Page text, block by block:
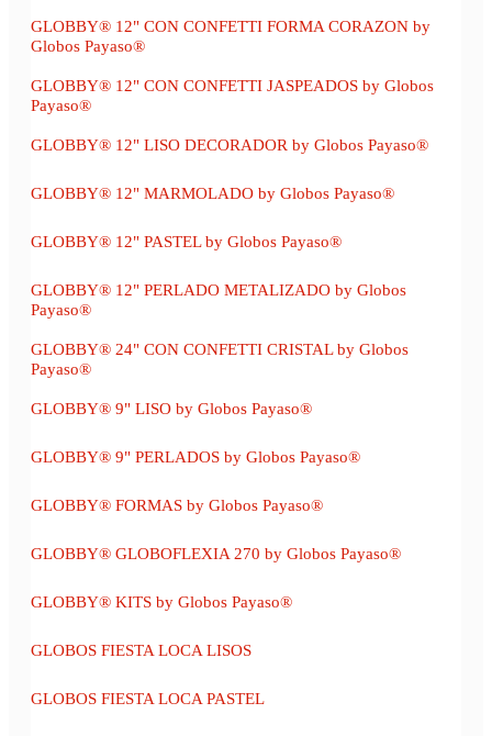
GLOBBY® 12" CON CONFETTI FORMA CORAZON by
Globos Payaso®
GLOBBY® 12" CON CONFETTI JASPEADOS by Globos
Payaso®
GLOBBY® 12" LISO DECORADOR by Globos Payaso®
GLOBBY® 12" MARMOLADO by Globos Payaso®
GLOBBY® 12" PASTEL by Globos Payaso®
GLOBBY® 12" PERLADO METALIZADO by Globos
Payaso®
GLOBBY® 24" CON CONFETTI CRISTAL by Globos
Payaso®
GLOBBY® 9" LISO by Globos Payaso®
GLOBBY® 9" PERLADOS by Globos Payaso®
GLOBBY® FORMAS by Globos Payaso®
GLOBBY® GLOBOFLEXIA 270 by Globos Payaso®
GLOBBY® KITS by Globos Payaso®
GLOBOS FIESTA LOCA LISOS
GLOBOS FIESTA LOCA PASTEL